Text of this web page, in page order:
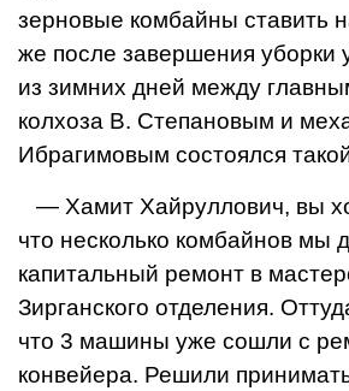
зерно­вые комбайны ставить
же после завершения уборки
из зимних дней между
колхоза В. Степано­вым и
Ибрагимовым состоялся
— Хамит Хайруллович, вы
что несколько комбайнов мы
капитальный ремонт в
Зирганского отделения.
что 3 машины уже сошли с
конвейера. Решили